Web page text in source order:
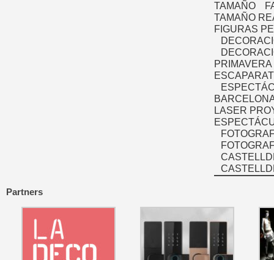
TAMAÑO
TAMAÑO
FIGURAS
PRIMAVERA
LASER
Partners